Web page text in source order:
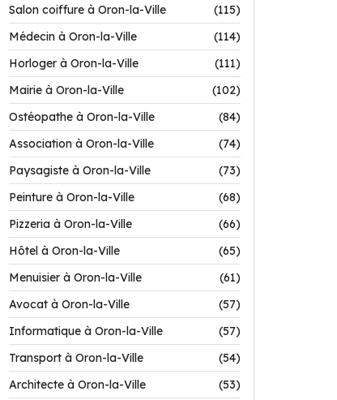
Salon coiffure à Oron-la-Ville
(115)
Médecin à Oron-la-Ville
(114)
Horloger à Oron-la-Ville
(111)
Mairie à Oron-la-Ville
(102)
Ostéopathe à Oron-la-Ville
(84)
Association à Oron-la-Ville
(74)
Paysagiste à Oron-la-Ville
(73)
Peinture à Oron-la-Ville
(68)
Pizzeria à Oron-la-Ville
(66)
Hôtel à Oron-la-Ville
(65)
Menuisier à Oron-la-Ville
(61)
Avocat à Oron-la-Ville
(57)
Informatique à Oron-la-Ville
(57)
Transport à Oron-la-Ville
(54)
Architecte à Oron-la-Ville
(53)